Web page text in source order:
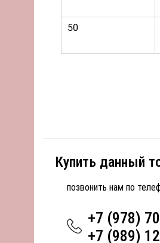
50
Купить данный
позвонить нам по
+7 (978)
+7 (989)